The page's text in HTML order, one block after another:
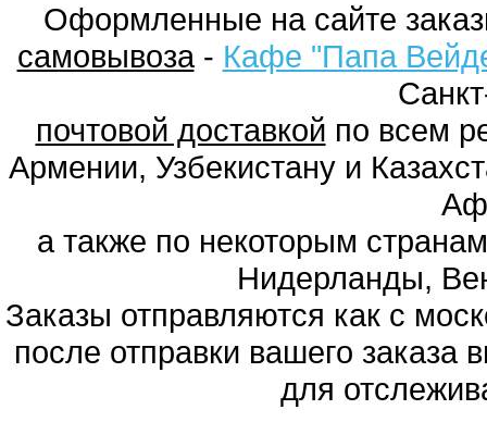
Оформленные на сайте
самовывоза- Кафе "Папа
почтовой доставкой по всем
Армении, Узбекистану и
а также по некоторым
Нидерланды,
Заказы отправляются как с
после отправки вашего заказа
для